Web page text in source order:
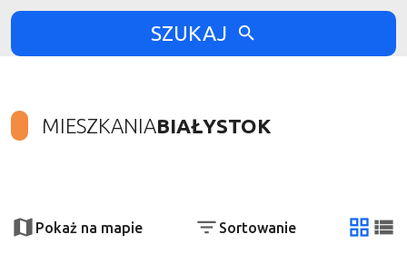
SZUKAJ
MIESZKANIABIAŁYSTOK
−Pokaż na mapie Sortowanie
tabela